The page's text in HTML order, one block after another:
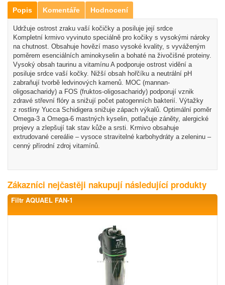
Popis Komentáře Hodnocení
Udržuje ostrost zraku vaší kočičky a posiluje její srdce
Kompletní krmivo vyvinuto speciálně pro kočiky s vysokými nároky
na chutnost. Obsahuje hovězí maso vysoké kvality, s vyváženým
poměrem esenciálních aminokyselin a bohaté na živočišné proteiny.
Vysoký obsah taurinu a vitamínu A podporuje ostrost vidění a
posiluje srdce vaší kočky. Nižší obsah hořčíku a neutrální pH
zabraňují tvorbě ledvinových kamenů. MOC (mannan-
oligosacharidy) a FOS (fruktos-oligosacharidy) podporují vznik
zdravé střevní flóry a snižují počet patogenních bakterií. Výtažky
z rostliny Yucca Schidigera snižuje zápach výkalů. Optimální poměr
Omega-3 a Omega-6 mastných kyselin, potlačuje záněty, alergické
projevy a zlepšují tak stav kůže a srsti. Krmivo obsahuje
extrudované cereálie – vysoce stravitelné karbohydráty a zeleninu –
cenný přírodní zdroj vitamínů.
Zákazníci nejčastěji nakupují následující produkty
Filtr AQUAEL FAN-1